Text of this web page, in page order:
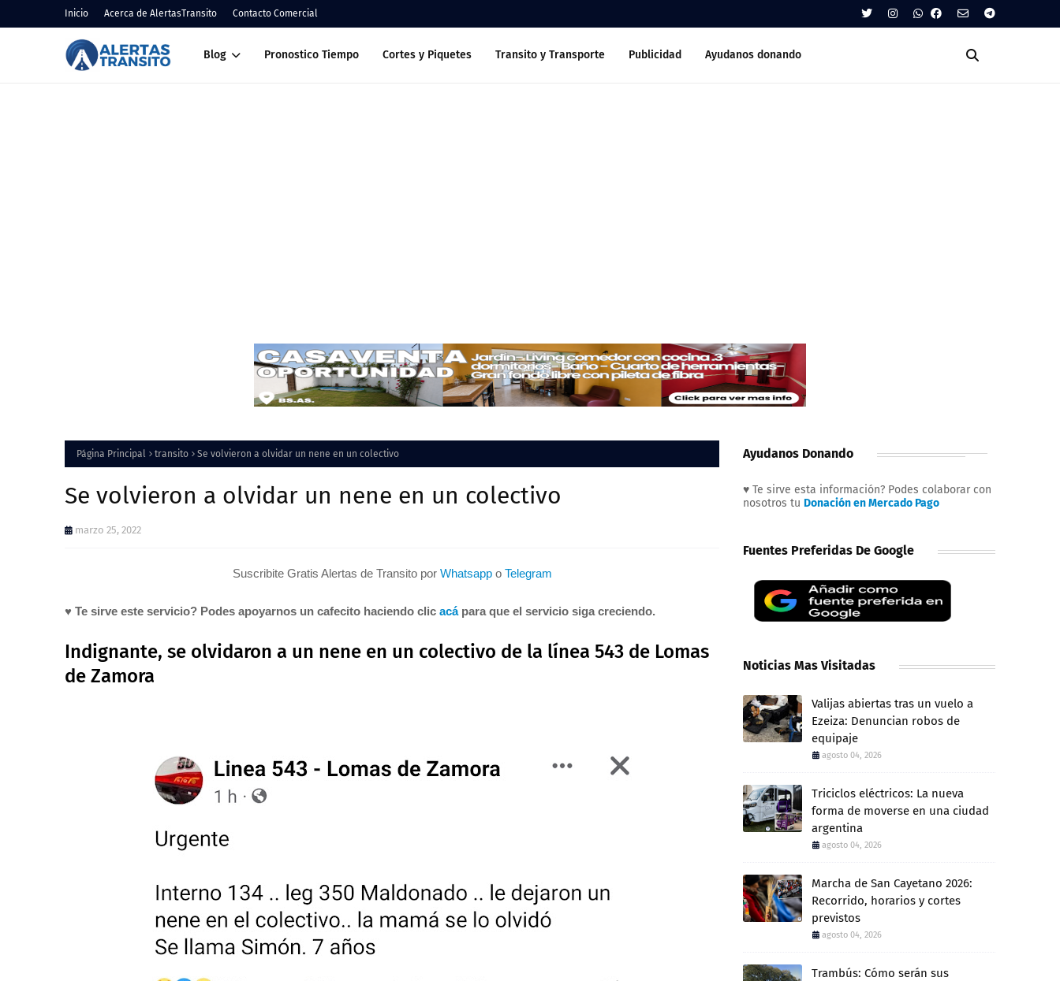
Inicio Acerca de AlertasTransito Contacto Comercial
Blog Pronostico Tiempo Cortes y Piquetes Transito y Transporte Publicidad Ayudanos donando
Página Principal transito Se volvieron a olvidar un nene en un colectivo
Se volvieron a olvidar un nene en un colectivo
marzo 25, 2022
Suscribite Gratis Alertas de Transito por Whatsappo Telegram
♥ Te sirve este servicio? Podes apoyarnos un cafecito haciendo clic acápara que el servicio siga creciendo.
Indignante, se olvidaron a un nene en un colectivo de la línea 543 de Lomas
de Zamora
Ayudanos Donando
♥ Te sirve esta información? Podes colaborar con
nosotros tu Donación en Mercado Pago
Fuentes Preferidas De Google
Noticias Mas Visitadas
Valijas abiertas tras un vuelo a
Ezeiza: Denuncian robos de
equipaje
agosto 04, 2026
Triciclos eléctricos: La nueva
forma de moverse en una ciudad
argentina
agosto 04, 2026
Marcha de San Cayetano 2026:
Recorrido, horarios y cortes
previstos
agosto 04, 2026
Trambús: Cómo serán sus